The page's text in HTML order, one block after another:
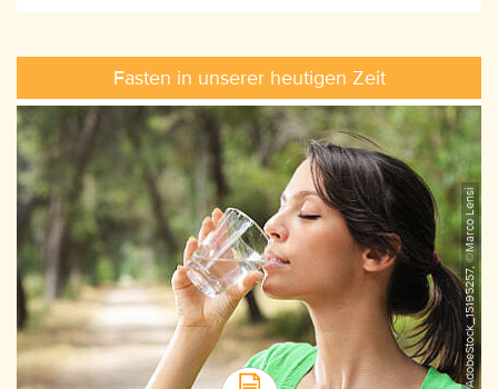
Fasten in unserer heutigen Zeit
AdobeStock_15195257, ©Marco Lensi